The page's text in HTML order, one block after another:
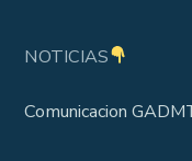
NOTICIAS
Comunicacion